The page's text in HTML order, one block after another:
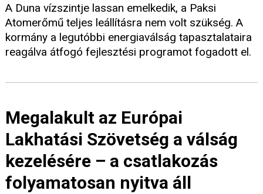
A Duna vízszintje lassan emelkedik, a Paksi
Atomerőmű teljes leállításra nem volt szükség. A
kormány a legutóbbi energiaválság tapasztalataira
reagálva átfogó fejlesztési programot fogadott el.
Megalakult az Európai
Lakhatási Szövetség a válság
kezelésére – a csatlakozás
folyamatosan nyitva áll